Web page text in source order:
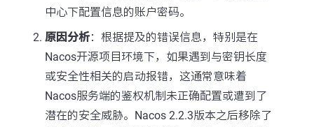
中心下配置信息的账户密码。
原因分析：根据提及的错误信息，特别是在
Nacos开源项目环境下，如果遇到与密钥长度
或安全性相关的启动报错，这通常意味着
Nacos服务端的鉴权机制未正确配置或遭到了
潜在的安全威胁。Nacos 2.2.3版本之后移除了